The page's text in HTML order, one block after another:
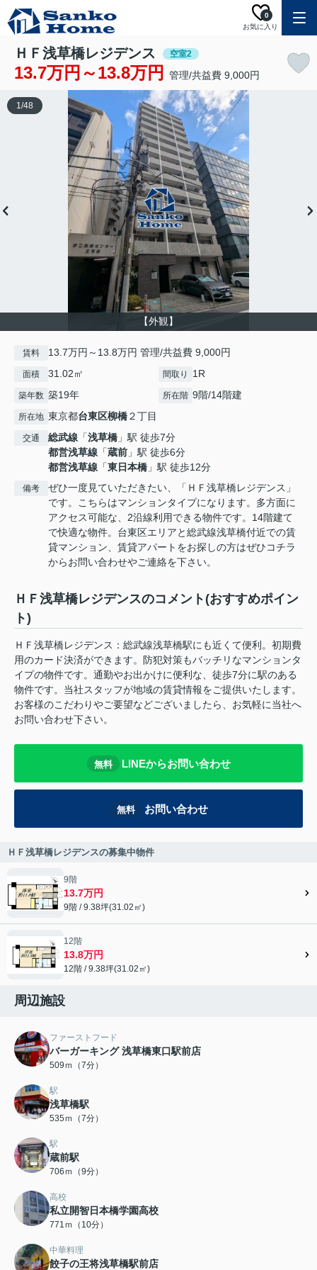
お気に入り
0
ＨＦ浅草橋レジデンス 空室2
13.7万円～13.8万円 管理/共益費 9,000円
【外観】
1/48
賃料 13.7万円～13.8万円 管理/共益費 9,000円
面積 31.02㎡ 間取り 1R
築年数 築19年 所在階 9階/14階建
所在地 東京都台東区柳橋２丁目
交通 総武線 「浅草橋 」駅 徒歩7分
都営浅草線 「蔵前 」駅 徒歩6分
都営浅草線 「東日本橋 」駅 徒歩12分
備考
ぜひ一度見ていただきたい、「ＨＦ浅草橋レジデンス」
です。こちらはマンションタイプになります。多方面に
アクセス可能な、2沿線利用できる物件です。14階建て
で快適な物件。台東区エリアと総武線浅草橋付近での賃
貸マンション、賃貸アパートをお探しの方はぜひコチラ
からお問い合わせやご連絡を下さい。
ＨＦ浅草橋レジデンスのコメント(おすすめポイン
ト)
ＨＦ浅草橋レジデンス：総武線浅草橋駅にも近くて便利。初期費
用のカード決済ができます。防犯対策もバッチリなマンションタ
イプの物件です。通勤やお出かけに便利な、徒歩7分に駅のある
物件です。当社スタッフが地域の賃貸情報をご提供いたします。
お客様のこだわりやご要望などございましたら、お気軽に当社へ
お問い合わせ下さい。
無料 LINEからお問い合わせ
無料 お問い合わせ
ＨＦ浅草橋レジデンスの募集中物件
9階
13.7万円
9階 / 9.38坪(31.02㎡)
12階
13.8万円
12階 / 9.38坪(31.02㎡)
周辺施設
ファーストフード
バーガーキング 浅草橋東口駅前店
509ｍ（7分）
駅
浅草橋駅
535ｍ（7分）
駅
蔵前駅
706ｍ（9分）
高校
私立開智日本橋学園高校
771ｍ（10分）
中華料理
餃子の王将浅草橋駅前店